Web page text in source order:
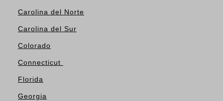
Carolina del Norte
Carolina del Sur
Colorado
Connecticut
Florida
Georgia